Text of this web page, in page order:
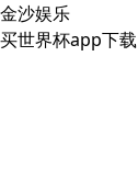
金沙娱乐
买世界杯app下载